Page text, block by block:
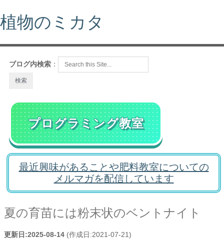
植物のミカタ
ブログ内検索 ：
プログラミング教室
最近興味があることや肥料教室についての
メルマガを配信しています
夏の育苗には粉末状のベントナイト
更新日:2025-08-14 (作成日:2021-07-21)